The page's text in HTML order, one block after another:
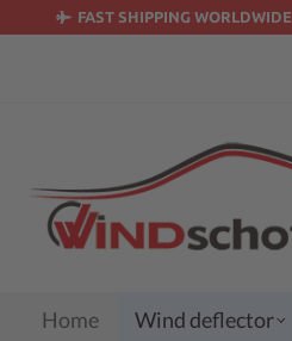
Skip to main navigation
FAST SHIPPING WORLDWIDE
Home Wind deflector